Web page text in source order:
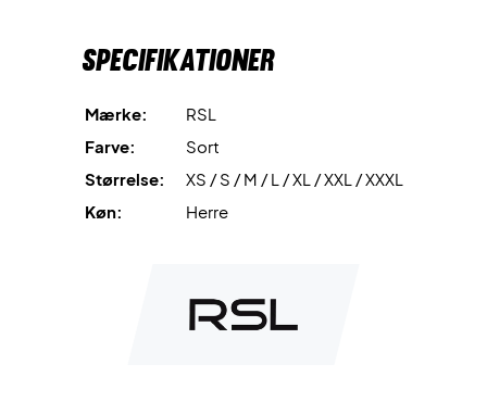
Specifikationer
Mærke:
RSL
Farve:
Sort
Størrelse:
XS / S / M / L / XL / XXL / XXXL
Køn:
Herre